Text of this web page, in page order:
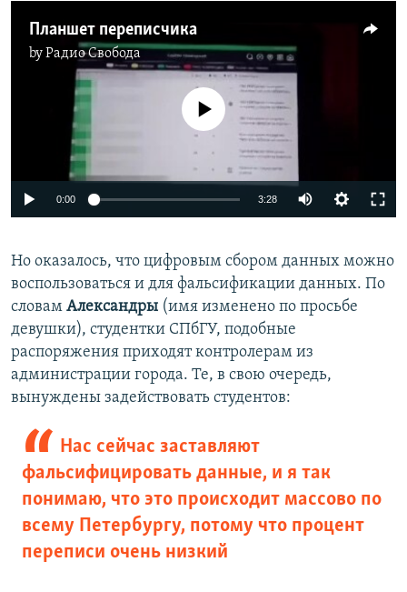
Планшет переписчика
byРадио Свобода
No media source currently available
0:00 3:28
Но оказалось, что цифровым сбором данных можно
воспользоваться и для фальсификации данных. По
словам Александры (имя изменено по просьбе
девушки), студентки СПбГУ, подобные
распоряжения приходят контролерам из
администрации города. Те, в свою очередь,
вынуждены задействовать студентов:
Нас сейчас заставляют
фальсифицировать данные, и я так
понимаю, что это происходит массово по
всему Петербургу, потому что процент
переписи очень низкий